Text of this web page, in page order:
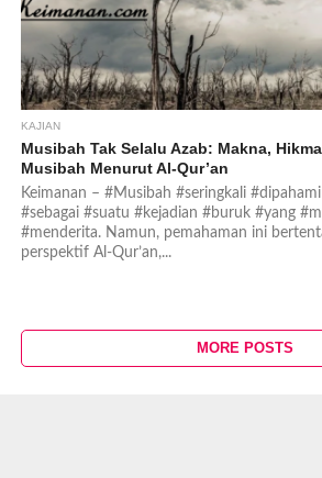
KAJIAN
Musibah Tak Selalu Azab: Makna,
Musibah Menurut Al-Qur’an
Keimanan – #Musibah #seringkali
#sebagai #suatu #kejadian #buruk #yang
#menderita. Namun, pemahaman ini
perspektif Al-Qur’an,...
MORE POSTS